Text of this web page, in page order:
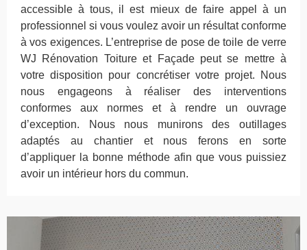
accessible à tous, il est mieux de faire appel à un
professionnel si vous voulez avoir un résultat conforme
à vos exigences. L’entreprise de pose de toile de verre
WJ Rénovation Toiture et Façade peut se mettre à
votre disposition pour concrétiser votre projet. Nous
nous engageons à réaliser des interventions
conformes aux normes et à rendre un ouvrage
d’exception. Nous nous munirons des outillages
adaptés au chantier et nous ferons en sorte
d’appliquer la bonne méthode afin que vous puissiez
avoir un intérieur hors du commun.